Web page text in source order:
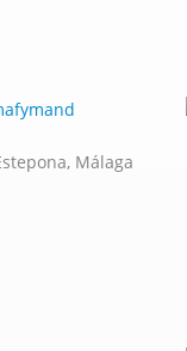
Málaga